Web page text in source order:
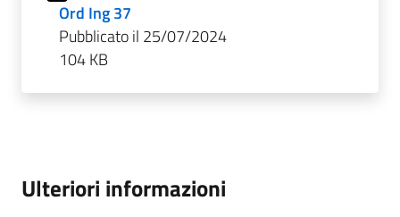
Ord Ing 37
Pubblicato il 25/07/2024
104 KB
Ulteriori informazioni